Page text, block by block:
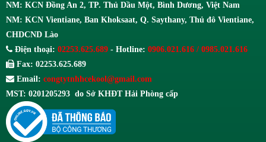
NM: KCN Đồng An 2, TP. Thủ Dầu Một, Bình Dương, Việt Nam
NM: KCN Vientiane, Ban Khoksaat, Q. Saythany, Thủ đô Vientiane,
CHDCND Lào
Điện thoại: 02253.625.689 - Hotline: 0906.021.616 / 0985.021.616
Fax: 02253.625.689
Email: congtytnhhcekool@gmail.com
MST: 0201205293 do Sở KHĐT Hải Phòng cấp